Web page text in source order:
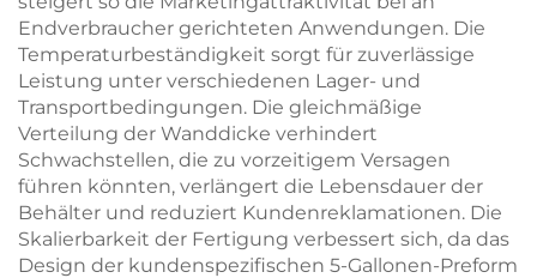
Endverbraucher gerichteten Anwendungen. Die
Temperaturbeständigkeit sorgt für zuverlässige
Leistung unter verschiedenen Lager- und
Transportbedingungen. Die gleichmäßige
Verteilung der Wanddicke verhindert
Schwachstellen, die zu vorzeitigem Versagen
führen könnten, verlängert die Lebensdauer der
Behälter und reduziert Kundenreklamationen. Die
Skalierbarkeit der Fertigung verbessert sich, da das
Design der kundenspezifischen 5-Gallonen-Preform